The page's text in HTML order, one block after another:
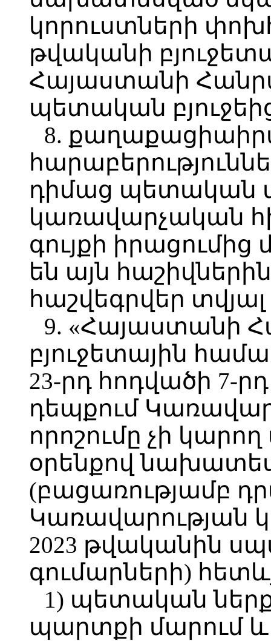
կորուստների
թվականի
Հայաստանի
պետական
8.
դիմաց պետական
կառավարչական
գույքի իրացումից
են այն
հաշվեգրվեր
9. «Հայաստանի
բյուջետային
23-րդ հոդվածի
դեպքում
որոշումը չի կարող
օրենքով
(բացառությամբ
Կառավարության
2023 թվականին
գումարների)
1) պետական
պարտքի մարում